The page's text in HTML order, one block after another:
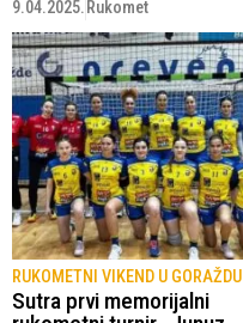
9.04.2025. Rukomet
RUKOMETNI VIKEND U GORAŽDU
Sutra prvi memorijalni